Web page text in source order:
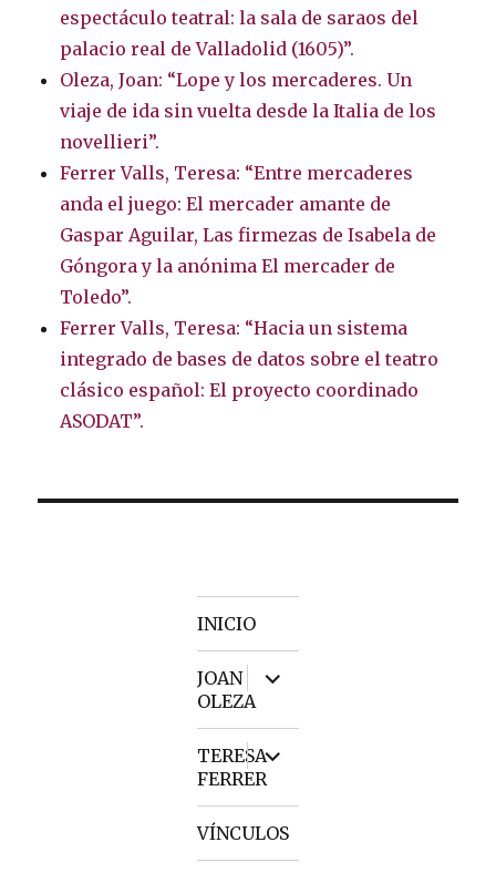
espectáculo teatral: la sala de saraos del
palacio real de Valladolid (1605)”.
Oleza, Joan: “Lope y los mercaderes. Un
viaje de ida sin vuelta desde la Italia de los
novellieri”.
Ferrer Valls, Teresa: “Entre mercaderes
anda el juego: El mercader amante de
Gaspar Aguilar, Las firmezas de Isabela de
Góngora y la anónima El mercader de
Toledo”.
Ferrer Valls, Teresa: “Hacia un sistema
integrado de bases de datos sobre el teatro
clásico español: El proyecto coordinado
ASODAT”.
INICIO
JOAN
OLEZA
expand
child
menu
TERESA
FERRER
expand
child
menu
VÍNCULOS